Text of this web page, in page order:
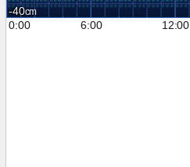
-40
0:00
6:00 12:00